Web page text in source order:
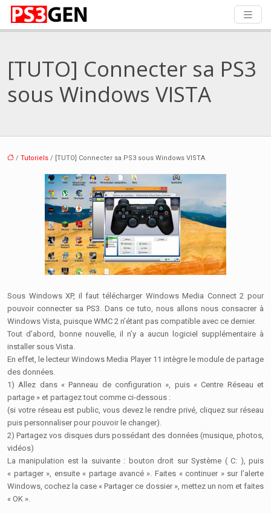
[TUTO] Connecter sa PS3
sous Windows VISTA
/ Tutoriels / [TUTO] Connecter sa PS3 sous Windows VISTA
Sous Windows XP, il faut télécharger Windows Media Connect 2 pour
pouvoir connecter sa PS3. Dans ce tuto, nous allons nous consacrer à
Windows Vista, puisque WMC 2 n’étant pas compatible avec ce dernier.
Tout d’abord, bonne nouvelle, il n’y a aucun logiciel supplémentaire à
installer sous Vista.
En effet, le lecteur Windows Media Player 11 intègre le module de partage
des données.
1) Allez dans « Panneau de configuration », puis « Centre Réseau et
partage » et partagez tout comme ci-dessous :
(si votre réseau est public, vous devez le rendre privé, cliquez sur réseau
puis personnaliser pour pouvoir le changer).
2) Partagez vos disques durs possédant des données (musique, photos,
vidéos)
La manipulation est la suivante : bouton droit sur Système ( C: ), puis
« partager », ensuite « partage avancé ». Faites « continuer » sur l’alerte
Windows, cochez la case « Partager ce dossier », mettez un nom et faites
« OK ».